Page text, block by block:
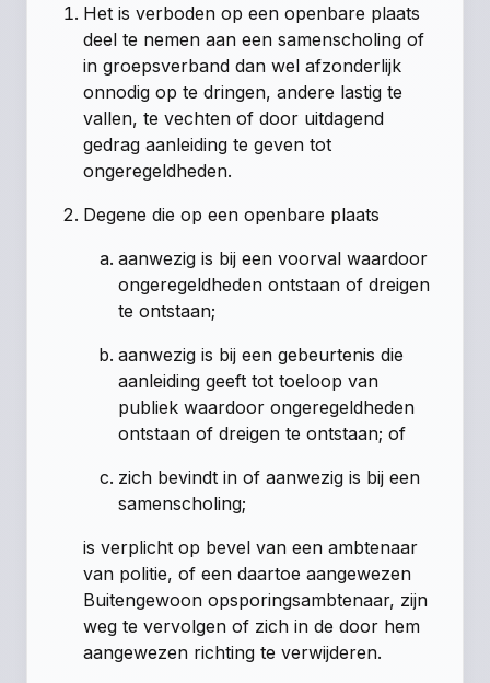
Het is verboden op een openbare plaats
deel te nemen aan een samenscholing of
in groepsverband dan wel afzonderlijk
onnodig op te dringen, andere lastig te
vallen, te vechten of door uitdagend
gedrag aanleiding te geven tot
ongeregeldheden.
Degene die op een openbare plaats
aanwezig is bij een voorval waardoor
ongeregeldheden ontstaan of dreigen
te ontstaan;
aanwezig is bij een gebeurtenis die
aanleiding geeft tot toeloop van
publiek waardoor ongeregeldheden
ontstaan of dreigen te ontstaan; of
zich bevindt in of aanwezig is bij een
samenscholing;
is verplicht op bevel van een ambtenaar
van politie, of een daartoe aangewezen
Buitengewoon opsporingsambtenaar, zijn
weg te vervolgen of zich in de door hem
aangewezen richting te verwijderen.